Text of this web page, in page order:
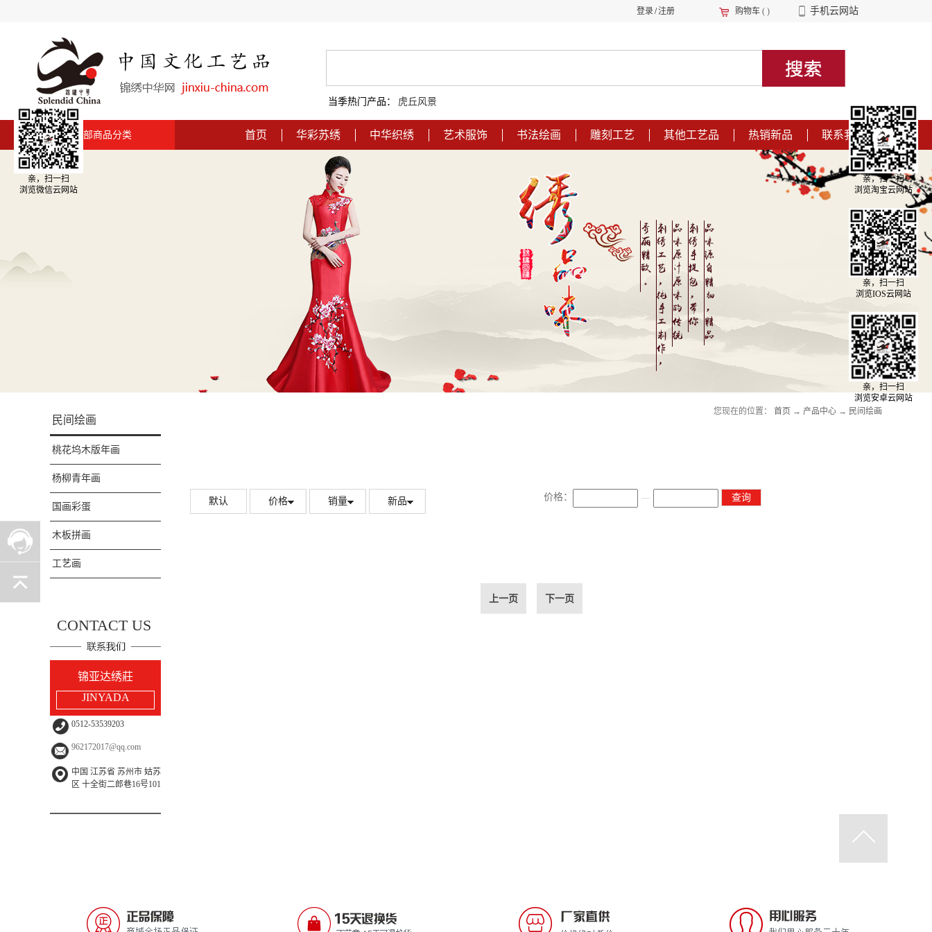
手机云网站
购物车 ( )
登录/注册
全部商品分类
当季热门产品： 虎丘风景
首页 华彩苏绣 中华织绣 艺术服饰 书法绘画 雕刻工艺 其他工艺品 热销新品 联系我们
民间绘画
桃花坞木版年画
杨柳青年画
国画彩蛋
木板拼画
工艺画
麦秸画
CONTACT US
锦亚达绣莊
JINYADA
0512-53539203
962172017@qq.com
中国 江苏省 苏州市 姑苏
区 十全街二郎巷16号101
您现在的位置： 首页 → 产品中心 → 民间绘画
默认 价格 销量 新品 价格： — 查询
上一页 下一页
亲，扫一扫
浏览淘宝云网站
亲，扫一扫
浏览微信云网站
亲，扫一扫
浏览安卓云网站
亲，扫一扫
浏览IOS云网站